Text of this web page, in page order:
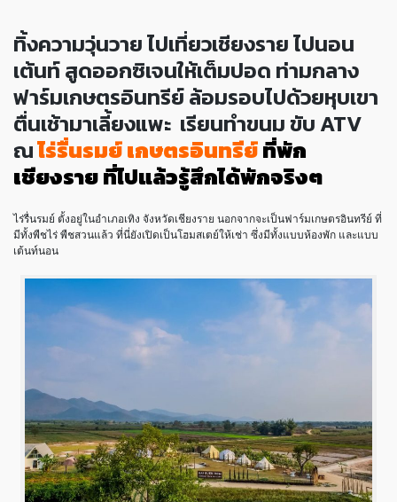
ทิ้งความวุ่นวาย ไปเที่ยวเชียงราย ไปนอน
เต้นท์ สูดออกซิเจนให้เต็มปอด ท่ามกลาง
ฟาร์มเกษตรอินทรีย์ ล้อมรอบไปด้วยหุบเขา
ตื่นเช้ามาเลี้ยงแพะ เรียนทำขนม ขับ ATV
ณไร่รื่นรมย์ เกษตรอินทรีย์ที่พัก
เชียงราย ที่ไปแล้วรู้สึกได้พักจริงๆ
ไร่รื่นรมย์ ตั้งอยู่ในอำเภอเทิง จังหวัดเชียงราย นอกจากจะเป็นฟาร์มเกษตรอินทรีย์ ที่
มีทั้งพืชไร่ พืชสวนแล้ว ที่นี่ยังเปิดเป็นโฮมสเตย์ให้เช่า ซึ่งมีทั้งแบบห้องพัก และแบบ
เต้นท์นอน